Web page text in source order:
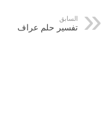
السابق
تفسير حلم عراف